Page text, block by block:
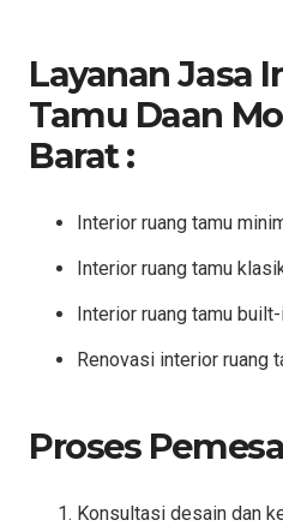
Layanan Jasa
Tamu Daan
Barat :
Interior ruang tamu
Interior ruang tamu
Interior ruang tamu
Renovasi interior ruang
Proses
Konsultasi desain dan